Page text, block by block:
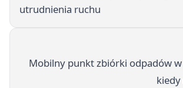
utrudnienia ruchu
Mobilny punkt zbiórki odpadów